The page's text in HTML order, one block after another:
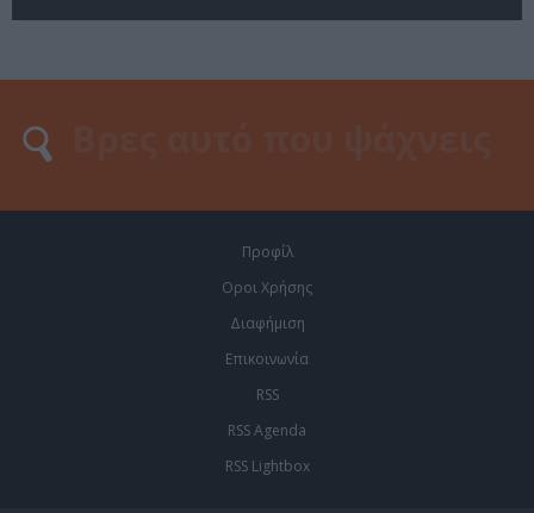
Προφίλ
Οροι Χρήσης
Διαφήμιση
Επικοινωνία
RSS
RSS Agenda
RSS Lightbox